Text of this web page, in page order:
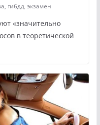
, гибдд, экзамен
«значительно
в теоретической